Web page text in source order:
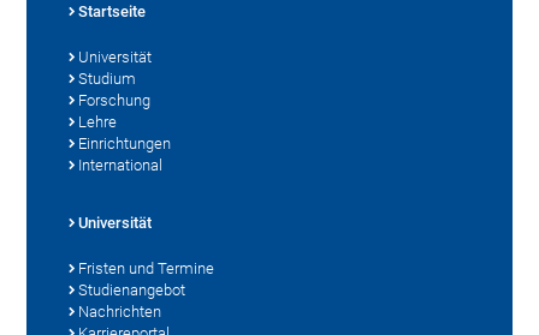
Startseite
Universität
Studium
Forschung
Lehre
Einrichtungen
International
Universität
Fristen und Termine
Studienangebot
Nachrichten